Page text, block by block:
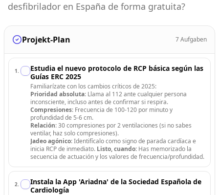
desfibrilador en España de forma gratuita?
Projekt-Plan 7Aufgaben
1 .
Estudia el nuevo protocolo de RCP básica según las
Guías ERC 2025
Familiarízate con los cambios críticos de 2025:
Prioridad absoluta: Llama al 112 ante cualquier persona
inconsciente, incluso antes de confirmar si respira.
Compresiones: Frecuencia de 100-120 por minuto y
profundidad de 5-6 cm.
Relación: 30 compresiones por 2 ventilaciones (si no sabes
ventilar, haz solo compresiones).
Jadeo agónico: Identifícalo como signo de parada cardíaca e
inicia RCP de inmediato. Listo, cuando: Has memorizado la
secuencia de actuación y los valores de frecuencia/profundidad.
2.
Instala la App 'Ariadna' de la Sociedad Española de
Cardiología